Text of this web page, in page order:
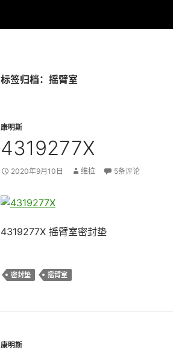
标签归档：摇臂室
康明斯
4319277X
2020年9月10日 维拉 5条评论
4319277X 摇臂室密封垫
密封垫 摇臂室
康明斯